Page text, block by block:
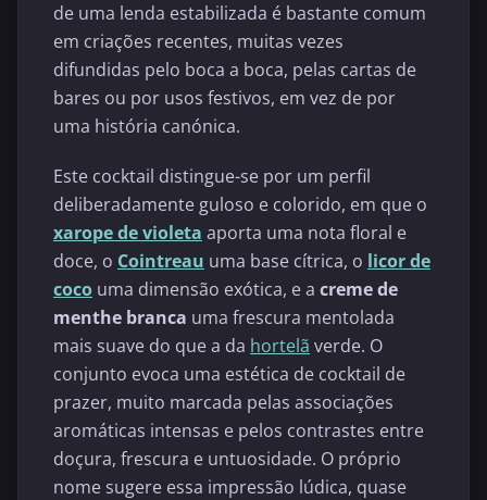
de uma lenda estabilizada é bastante comum
em criações recentes, muitas vezes
difundidas pelo boca a boca, pelas cartas de
bares ou por usos festivos, em vez de por
uma história canónica.
Este cocktail distingue-se por um perfil
deliberadamente guloso e colorido, em que o
xarope de violeta aporta uma nota floral e
doce, o Cointreau uma base cítrica, o licor de
coco uma dimensão exótica, e a creme de
menthe branca uma frescura mentolada
mais suave do que a da hortelã verde. O
conjunto evoca uma estética de cocktail de
prazer, muito marcada pelas associações
aromáticas intensas e pelos contrastes entre
doçura, frescura e untuosidade. O próprio
nome sugere essa impressão lúdica, quase